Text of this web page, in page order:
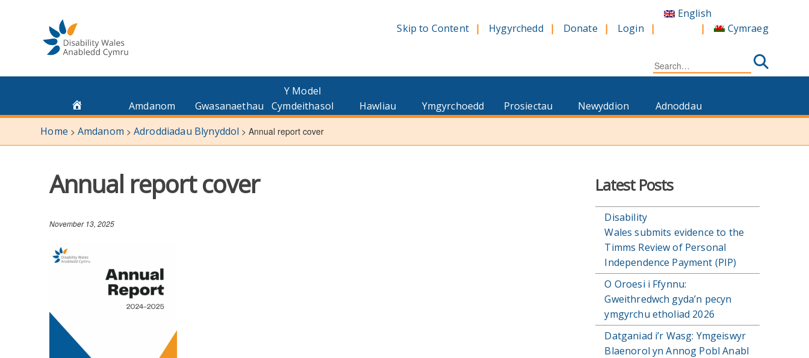
Skip to Content Hygyrchedd Donate Login
English
Cymraeg
Search
for:
Amdanom Gwasanaethau
Y Model
Cymdeithasol
Hawliau Ymgyrchoedd Prosiectau Newyddion
Adnoddau
Home > Amdanom > Adroddiadau Blynyddol >Annual report cover
Annual report cover
November 13, 2025
Latest Posts
Disability
Wales submits evidence to the
Timms Review of Personal
Independence Payment (PIP)
O Oroesi i Ffynnu:
Gweithredwch gyda’n pecyn
ymgyrchu etholiad 2026
Datganiad i’r Wasg: Ymgeiswyr
Blaenorol yn Annog Pobl Anabl